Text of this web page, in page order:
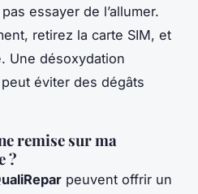
essayer de l’allumer.
retirez la carte SIM, et
Une désoxydation
éviter des dégâts
remise sur ma
?
peuvent offrir un